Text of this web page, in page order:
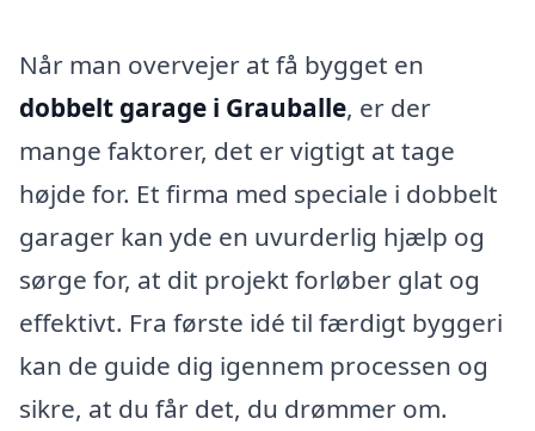
Når man overvejer at få bygget en
dobbelt garage i Grauballe, er der
mange faktorer, det er vigtigt at tage
højde for. Et firma med speciale i dobbelt
garager kan yde en uvurderlig hjælp og
sørge for, at dit projekt forløber glat og
effektivt. Fra første idé til færdigt byggeri
kan de guide dig igennem processen og
sikre, at du får det, du drømmer om.